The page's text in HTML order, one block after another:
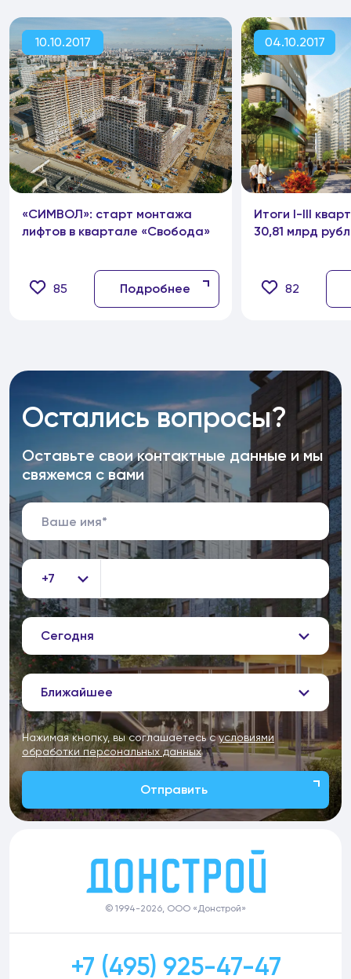
10.10.2017
«СИМВОЛ»: старт монтажа
лифтов в квартале «Свобода»
85 Подробнее
04.10.2017
Итоги I-III
30,81 млрд
82
Остались вопросы?
Оставьте свои контактные данные и мы
свяжемся с вами
+7
Сегодня
Ближайшее
Нажимая кнопку, вы соглашаетесь сусловиями
обработки персональных данных
Отправить
© 1994-2026, ООО «Донстрой»
+7 (495) 925-47-47